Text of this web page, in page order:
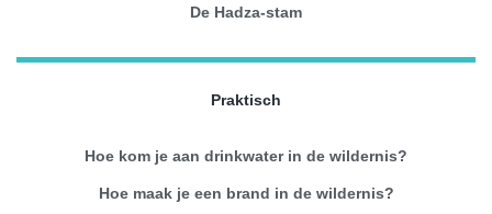
De Hadza-stam
Praktisch
Hoe kom je aan drinkwater in de wildernis?
Hoe maak je een brand in de wildernis?